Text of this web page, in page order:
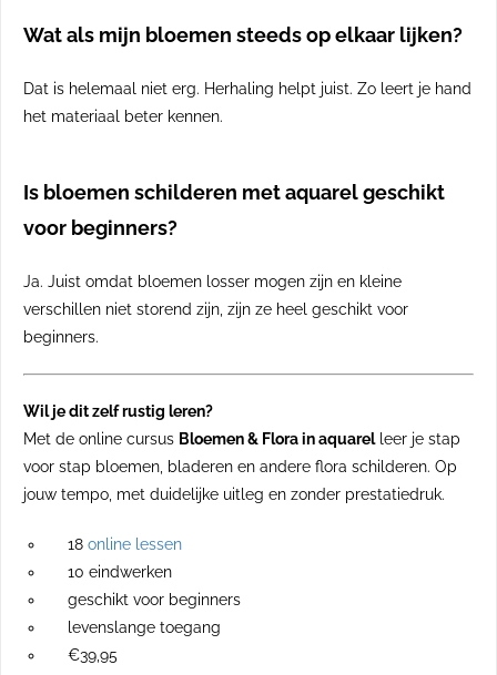
Wat als mijn bloemen steeds op elkaar lijken?
Dat is helemaal niet erg. Herhaling helpt juist. Zo leert je hand
het materiaal beter kennen.
Is bloemen schilderen met aquarel geschikt
voor beginners?
Ja. Juist omdat bloemen losser mogen zijn en kleine
verschillen niet storend zijn, zijn ze heel geschikt voor
beginners.
Wil je dit zelf rustig leren?
Met de online cursus Bloemen & Flora in aquarelleer je stap
voor stap bloemen, bladeren en andere flora schilderen. Op
jouw tempo, met duidelijke uitleg en zonder prestatiedruk.
18online lessen
10 eindwerken
geschikt voor beginners
levenslange toegang
€39,95